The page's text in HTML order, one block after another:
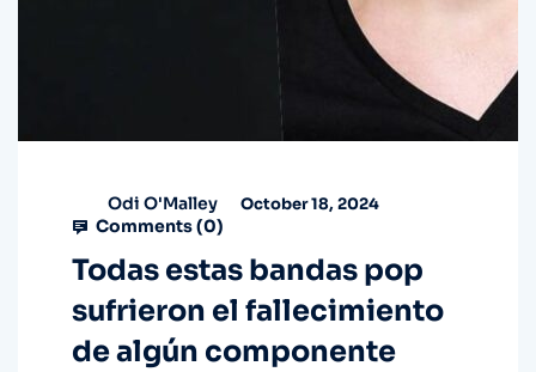
Odi O'Malley October 18, 2024
Comments (0)
Todas estas bandas pop
sufrieron el fallecimiento
de algún componente